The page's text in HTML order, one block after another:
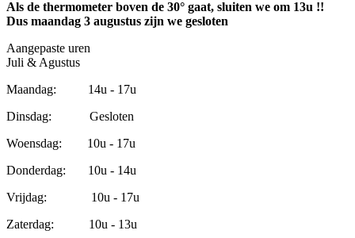
Als de thermometer boven de 30° gaat, sluiten we om 13u !!
Dus maandag 3 augustus zijn we gesloten
Aangepaste uren
Juli & Agustus
Maandag: 14u - 17u
Dinsdag: Gesloten
Woensdag: 10u - 17u
Donderdag: 10u - 14u
Vrijdag: 10u - 17u
Zaterdag: 10u - 13u